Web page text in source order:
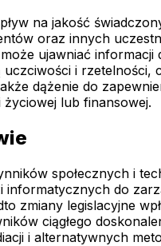
na jakość
oraz innych
ujawniać
i
dążenie do
lub finansowej.
społecznych i
do
zmiany legislacyjne
ciągłego
i alternatywnych